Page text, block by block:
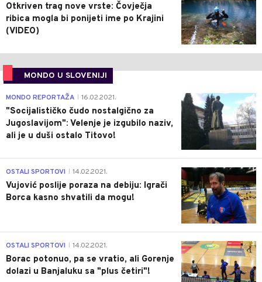
Otkriven trag nove vrste: Čovječja
ribica mogla bi ponijeti ime po Krajini
(VIDEO)
MONDO U SLOVENIJI
4
MONDO REPORTAŽA 16.02.2021.
"Socijalističko čudo nostalgično za
Jugoslavijom": Velenje je izgubilo naziv,
ali je u duši ostalo Titovo!
1
OSTALI SPORTOVI 14.02.2021.
Vujović poslije poraza na debiju: Igrači
Borca kasno shvatili da mogu!
3
OSTALI SPORTOVI 14.02.2021.
Borac potonuo, pa se vratio, ali Gorenje
dolazi u Banjaluku sa "plus četiri"!